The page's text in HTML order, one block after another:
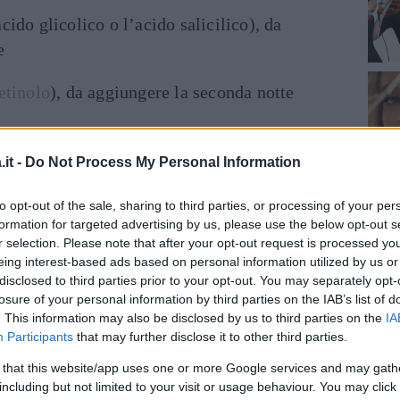
- Do Not Process My Personal Information
opt-out of the sale, sharing to third parties, or processing of your
for targeted advertising by us, please use the below opt-out
selection. Please note that after your opt-out request is processed
interest-based ads based on personal information utilized by us
to third parties prior to your opt-out. You may separately
of your personal information by third parties on the IAB’s list of
This information may also be disclosed by us to third parties on the
Participants that may further disclose it to other third parties.
that this website/app uses one or more Google services and may
but not limited to your visit or usage behaviour. You may
glicolico o l’acido salicilico), da
), da aggiungere la seconda notte
usare tutte le notti
funziona
sostanze nutritive e ingredienti attivi per
sempre gli stessi prodotti può
agli stessi ingredienti, che a sua volta
e quindi una minore efficacia.
invece, si introduce una varietà di
mantenere la pelle in salute.